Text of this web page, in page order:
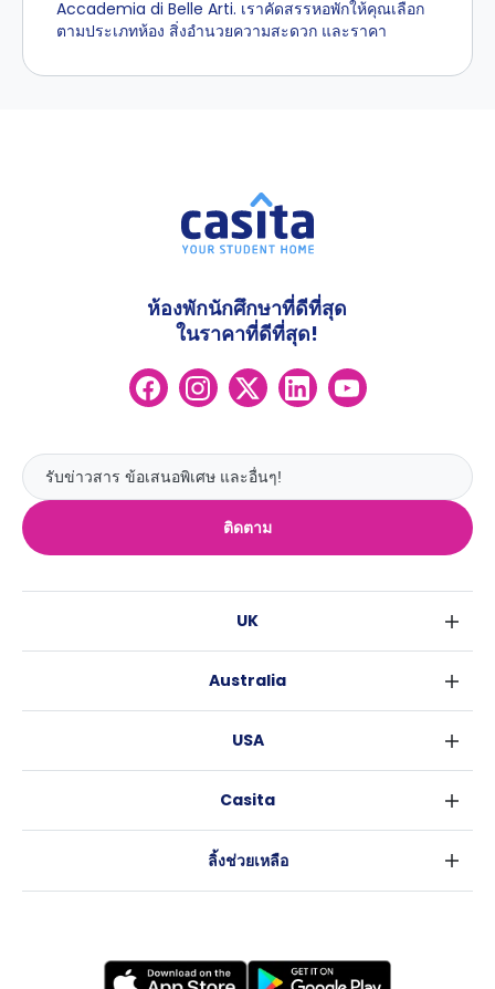
Accademia di Belle Arti. เราคัดสรรหอพักให้คุณเลือก
ตามประเภทห้อง สิ่งอำนวยความสะดวก และราคา
ติดตาม
ห้องพักนักศึกษาที่ดีที่สุด
ในราคาที่ดีที่สุด!
UK
เอดินเบอระ
ลีดส์
โคเวนทรี
Australia
บริสเบน
อะเดลายด์
USA
แอตแลนตา
Casita
ลิ้งช่วยเหลือ